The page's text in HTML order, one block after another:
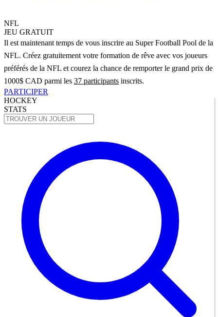
NFL
JEU GRATUIT
Il est maintenant temps de vous inscrire au Super Football Pool de la
NFL. Créez gratuitement votre formation de rêve avec vos joueurs
préférés de la NFL et courez la chance de remporter le grand prix de
1000$ CAD parmi les 37 participants inscrits.
PARTICIPER
HOCKEY
STATS